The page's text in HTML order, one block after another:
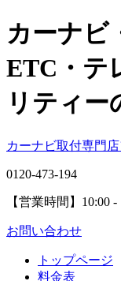
カーナビ
ETC・テ
リティー
カーナビ取付専⾨
0120-473-194
【営業時間】 10:00
お問い合わせ
トップページ
料金表